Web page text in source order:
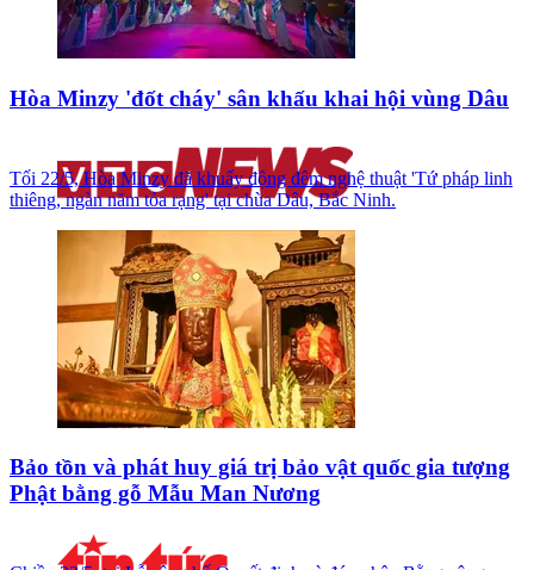
Hòa Minzy 'đốt cháy' sân khấu khai hội vùng Dâu
Tối 22/5, Hòa Minzy đã khuấy động đêm nghệ thuật 'Tứ pháp linh
thiêng, ngàn năm tỏa rạng' tại chùa Dâu, Bắc Ninh.
Bảo tồn và phát huy giá trị bảo vật quốc gia tượng
Phật bằng gỗ Mẫu Man Nương